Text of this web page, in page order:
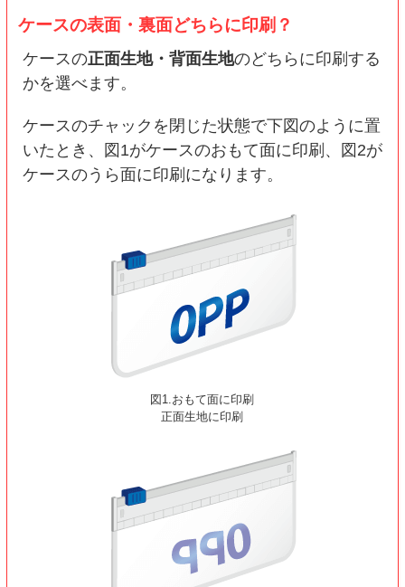
ケースの表面・裏面どちらに印刷？
ケースの正面生地・背面生地のどちらに印刷する
かを選べます。
ケースのチャックを閉じた状態で下図のように置
いたとき、図1がケースのおもて面に印刷、図2が
ケースのうら面に印刷になります。
図1.おもて面に印刷
正面生地に印刷